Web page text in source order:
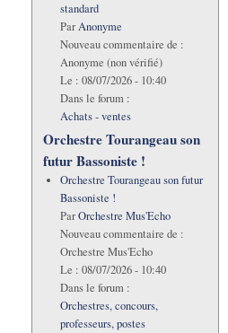
standard
ParAnonyme
Nouveau commentaire de :
Anonyme (non vérifié)
Le : 08/07/2026 - 10:40
Dans le forum :
Achats - ventes
Orchestre Tourangeau son
futur Bassoniste !
Orchestre Tourangeau son futur
Bassoniste !
ParOrchestre Mus'Echo
Nouveau commentaire de :
Orchestre Mus'Echo
Le : 08/07/2026 - 10:40
Dans le forum :
Orchestres, concours,
professeurs, postes